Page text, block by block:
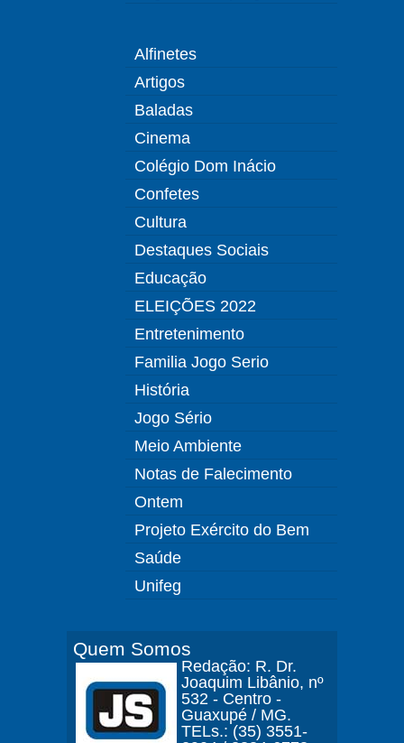
Alfinetes
Artigos
Baladas
Cinema
Colégio Dom Inácio
Confetes
Cultura
Destaques Sociais
Educação
ELEIÇÕES 2022
Entretenimento
Familia Jogo Serio
História
Jogo Sério
Meio Ambiente
Notas de Falecimento
Ontem
Projeto Exército do Bem
Saúde
Unifeg
Quem Somos
Redação: R. Dr.
Joaquim Libânio, nº
532 - Centro -
Guaxupé / MG.
TELs.: (35) 3551-